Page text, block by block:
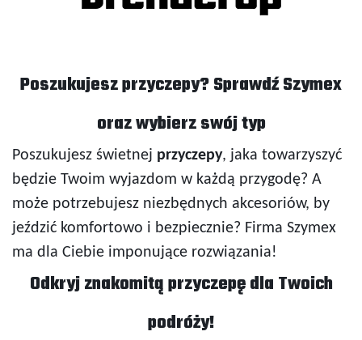
Poszukujesz przyczepy? Sprawdź Szymex
oraz wybierz swój typ
Poszukujesz świetnej przyczepy, jaka towarzyszyć
będzie Twoim wyjazdom w każdą przygodę? A
może potrzebujesz niezbędnych akcesoriów, by
jeździć komfortowo i bezpiecznie? Firma Szymex
ma dla Ciebie imponujące rozwiązania!
Odkryj znakomitą przyczepę dla Twoich
podróży!